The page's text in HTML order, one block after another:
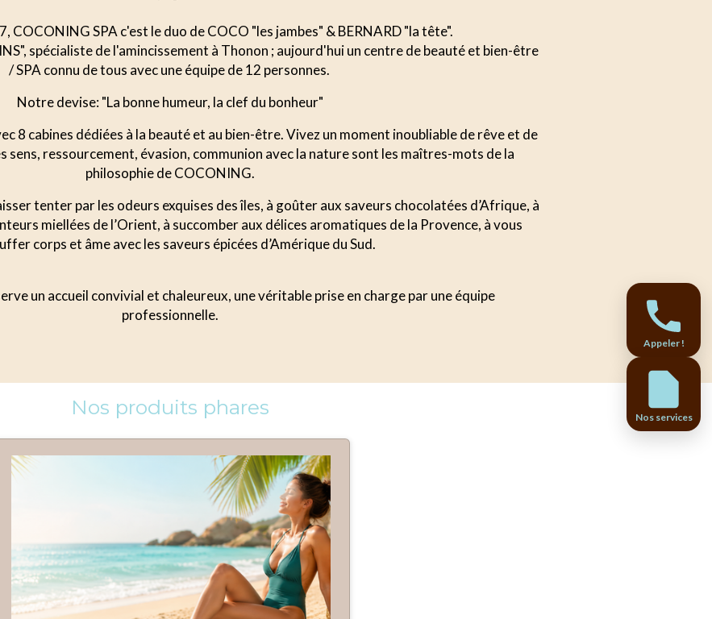
COCONING SPA c'est le duo de COCO "les jambes" & BERNARD "la tête".
spécialiste de l'amincissement à Thonon ; aujourd'hui un centre de beauté et bien-être
/ SPA connu de tous avec une équipe de 12 personnes.
Notre devise: "La bonne humeur, la clef du bonheur"
8 cabines dédiées à la beauté et au bien-être. Vivez un moment inoubliable de rêve et de
ressourcement, évasion, communion avec la nature sont les maîtres-mots de la
philosophie de COCONING.
tenter par les odeurs exquises des îles, à goûter aux saveurs chocolatées d’Afrique, à
miellées de l’Orient, à succomber aux délices aromatiques de la Provence, à vous
corps et âme avec les saveurs épicées d’Amérique du Sud.
un accueil convivial et chaleureux, une véritable prise en charge par une équipe
professionnelle.
Nos produits phares
Appeler !
Nos services